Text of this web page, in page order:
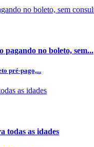
no boleto, sem...
pré-pago,...
todas as idades